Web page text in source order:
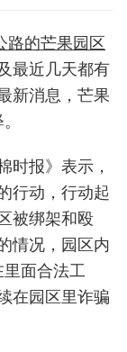
路的芒果园区
最近几天都有
新消息，芒果
时报》表示，
行动，行动起
被绑架和殴
情况，园区内
面合法工
在园区里诈骗